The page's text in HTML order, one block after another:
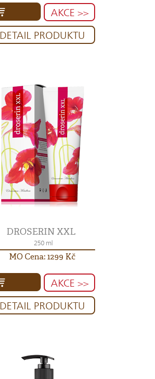
AKCE >>
DETAIL PRODUKTU
DROSERIN XXL
250 ml
MO Cena: 1299 Kč
AKCE >>
DETAIL PRODUKTU